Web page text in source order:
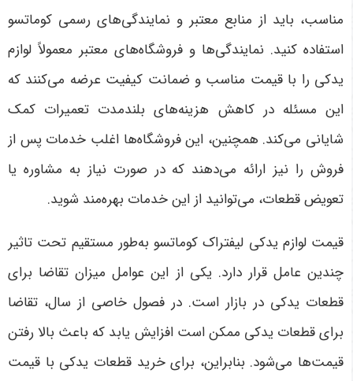
مناسب، باید از منابع معتبر و نمایندگی‌های رسمی کوماتسو
استفاده کنید. نمایندگی‌ها و فروشگاه‌های معتبر معمولاً لوازم
یدکی را با قیمت مناسب و ضمانت کیفیت عرضه می‌کنند که
این مسئله در کاهش هزینه‌های بلندمدت تعمیرات کمک
شایانی می‌کند. همچنین، این فروشگاه‌ها اغلب خدمات پس از
فروش را نیز ارائه می‌دهند که در صورت نیاز به مشاوره یا
تعویض قطعات، می‌توانید از این خدمات بهره‌مند شوید.
قیمت لوازم یدکی لیفتراک کوماتسو به‌طور مستقیم تحت تاثیر
چندین عامل قرار دارد. یکی از این عوامل میزان تقاضا برای
قطعات یدکی در بازار است. در فصول خاصی از سال، تقاضا
برای قطعات یدکی ممکن است افزایش یابد که باعث بالا رفتن
قیمت‌ها می‌شود. بنابراین، برای خرید قطعات یدکی با قیمت